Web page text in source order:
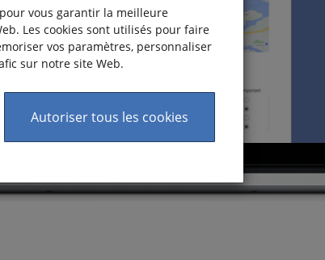
vous garantir la meilleure
Les cookies sont utilisés pour faire
vos paramètres, personnaliser
sur notre site Web.
Autoriser tous les cookies